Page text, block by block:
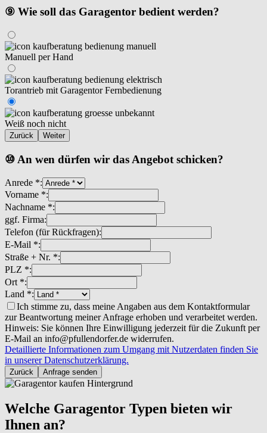
⑨ Wie soll das Garagentor bedient werden?
Manuell per Hand
Torantrieb mit Garagentor Fernbedienung
Weiß noch nicht
Zurück Weiter
⑩ An wen dürfen wir das Angebot schicken?
Anrede *:
Vorname *:
Nachname *:
ggf. Firma:
Telefon (für Rückfragen):
E-Mail *:
Straße + Nr. *:
PLZ *:
Ort *:
Land *:
Ich stimme zu, dass meine Angaben aus dem Kontaktformular
zur Beantwortung meiner Anfrage erhoben und verarbeitet werden.
Hinweis: Sie können Ihre Einwilligung jederzeit für die Zukunft per
E-Mail an info@pfullendorfer.de widerrufen.
Detaillierte Informationen zum Umgang mit Nutzerdaten finden Sie
in unserer Datenschutzerklärung.
Zurück Anfrage senden
Welche Garagentor Typen bieten wir
Ihnen an?